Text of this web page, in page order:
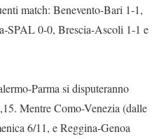
match: Benevento-Bari 1-1,
SPAL 0-0, Brescia-Ascoli 1-1 e
Parma si disputeranno
Mentre Como-Venezia (dalle
6/11, e Reggina-Genoa